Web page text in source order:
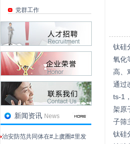
党群工作
新闻资讯 News
治安防范共同体在#上虞圈#里发
钛硅
氧化
高、
通过
ts-1
架原
子筛
钛硅